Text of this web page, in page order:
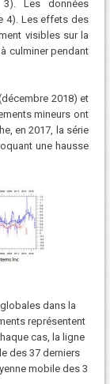
3). Les données
4). Les effets des
visibles sur la
culminer pendant
2018) et
mineurs ont
en 2017, la série
une hausse
dans la
représentent
cas, la ligne
des 37 derniers
mobile des 3